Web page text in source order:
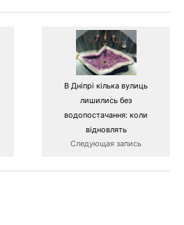
В Дніпрі кілька вулиць
лишились без
водопостачання: коли
відновлять
Следующая запись